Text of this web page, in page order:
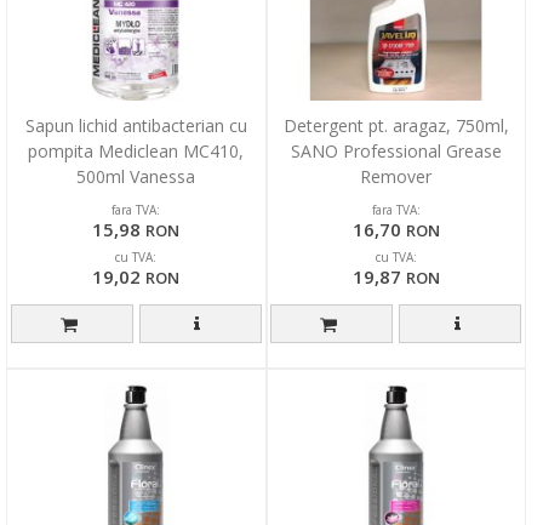
Sapun lichid antibacterian cu
pompita Mediclean MC410,
500ml Vanessa
fara TVA:
15,98 RON
cu TVA:
19,02 RON
Detergent pt. aragaz, 750ml,
SANO Professional Grease
Remover
fara TVA:
16,70 RON
cu TVA:
19,87 RON